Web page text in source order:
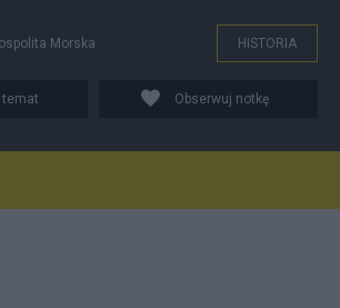
Morska HISTORIA
temat Obserwuj notkę